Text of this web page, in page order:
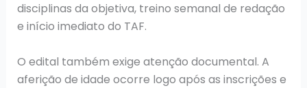
disciplinas da objetiva, treino semanal de redação
e início imediato do TAF.
O edital também exige atenção documental. A
aferição de idade ocorre logo após as inscrições e